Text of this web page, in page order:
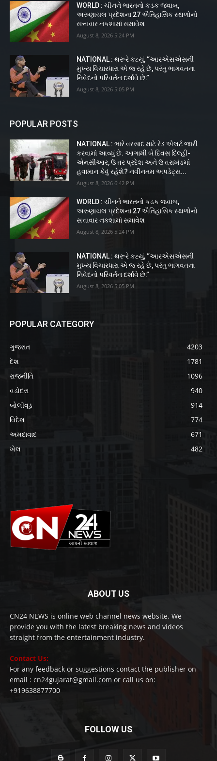
WORLD : ચીનને ભારતનો કડક જવાબ,
અરુણાચલ પ્રદેશના 27 ઐતિહાસિક સ્થળોનો
સત્તાવાર નકશામાં સમાવેશ
August 8, 2026 5:24 PM
NATIONAL : થરૂરે કહ્યું, “આરએસએસની
મુખ્ય વિચારધારા એ જ રહે છે, પરંતુ ભાગવતના
નિવેદનો પરિવર્તન દર્શાવે છે.”
August 8, 2026 5:05 PM
POPULAR POSTS
NATIONAL : ભારે વરસાદ માટે રેડ એલર્ટ જારી
કરવામાં આવ્યું છે. આગામી બે દિવસ દિલ્હી-
એનસીઆર, ઉત્તર પ્રદેશ અને ઉત્તરાખંડમાં
હવામાન કેવું રહેશે? નવીનતમ અપડેટ્સ...
August 8, 2026 6:42 PM
WORLD : ચીનને ભારતનો કડક જવાબ,
અરુણાચલ પ્રદેશના 27 ઐતિહાસિક સ્થળોનો
સત્તાવાર નકશામાં સમાવેશ
August 8, 2026 5:24 PM
NATIONAL : થરૂરે કહ્યું, “આરએસએસની
મુખ્ય વિચારધારા એ જ રહે છે, પરંતુ ભાગવતના
નિવેદનો પરિવર્તન દર્શાવે છે.”
August 8, 2026 5:05 PM
POPULAR CATEGORY
ગુજરાત
4203
દેશ
1781
રાજનીતિ
1096
વડોદરા
940
બોલીવૂડ
914
વિદેશ
774
અમદાવાદ
671
ખેલ
482
ABOUT US
CN24 NEWS is online web channel news website. We
provide you with the latest breaking news and videos
straight from the entertainment industry.
Contact Us:
For any feedback or suggestions contact the publisher on
email : cn24gujarat@gmail.com or call us on:
+919638877700
FOLLOW US